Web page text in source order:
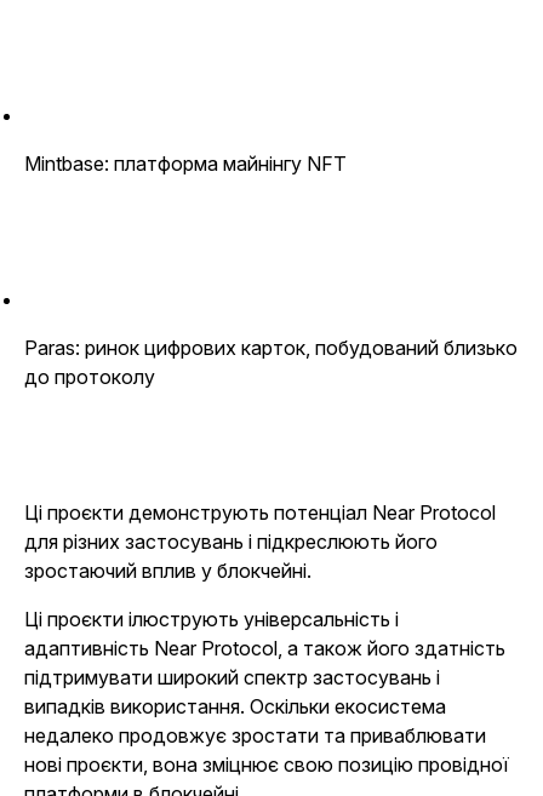
Mintbase: платформа майнінгу NFT
Paras: ринок цифрових карток, побудований близько
до протоколу
Ці проєкти демонструють потенціал Near Protocol
для різних застосувань і підкреслюють його
зростаючий вплив у блокчейні.
Ці проєкти ілюструють універсальність і
адаптивність Near Protocol, а також його здатність
підтримувати широкий спектр застосувань і
випадків використання. Оскільки екосистема
недалеко продовжує зростати та приваблювати
нові проєкти, вона зміцнює свою позицію провідної